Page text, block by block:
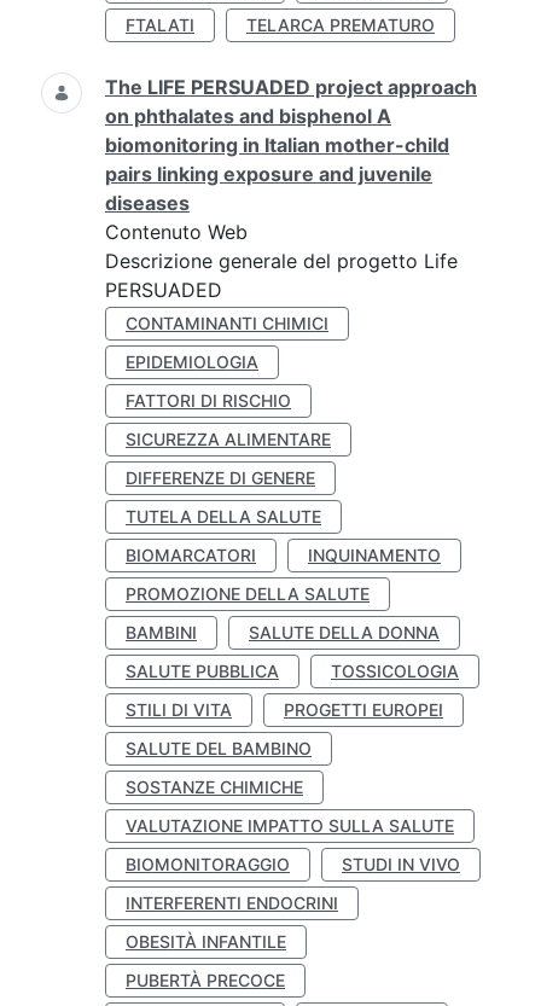
FTALATI
TELARCA PREMATURO
The LIFE PERSUADED project approach
on phthalates and bisphenol A
biomonitoring in Italian mother-child
pairs linking exposure and juvenile
diseases
Contenuto Web
Descrizione generale del progetto Life
PERSUADED
CONTAMINANTI CHIMICI
EPIDEMIOLOGIA
FATTORI DI RISCHIO
SICUREZZA ALIMENTARE
DIFFERENZE DI GENERE
TUTELA DELLA SALUTE
BIOMARCATORI
INQUINAMENTO
PROMOZIONE DELLA SALUTE
BAMBINI
SALUTE DELLA DONNA
SALUTE PUBBLICA
TOSSICOLOGIA
STILI DI VITA
PROGETTI EUROPEI
SALUTE DEL BAMBINO
SOSTANZE CHIMICHE
VALUTAZIONE IMPATTO SULLA SALUTE
BIOMONITORAGGIO
STUDI IN VIVO
INTERFERENTI ENDOCRINI
OBESITÀ INFANTILE
PUBERTÀ PRECOCE